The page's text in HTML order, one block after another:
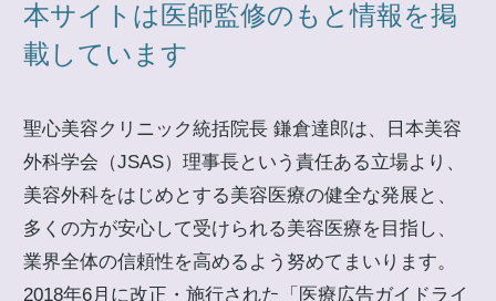
本サイトは医師監修のもと情報を掲
載しています
聖心美容クリニック統括院長 鎌倉達郎は、日本美容
外科学会（JSAS）理事長という責任ある立場より、
美容外科をはじめとする美容医療の健全な発展と、
多くの方が安心して受けられる美容医療を目指し、
業界全体の信頼性を高めるよう努めてまいります。
2018年6月に改正・施行された「医療広告ガイドライ